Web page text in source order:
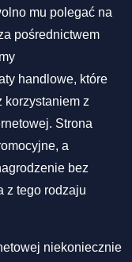
mu polegać na
pośrednictwem
handlowe, które
korzystaniem z
Strona
a
bez
z tego rodzaju
niekoniecznie